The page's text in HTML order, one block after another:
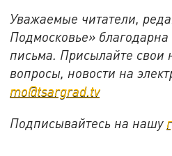
Уважаемые читатели,
Подмосковье»
письма. Присылайте свои
вопросы, новости на
mo@tsargrad.tv
Подписывайтесь на нашу